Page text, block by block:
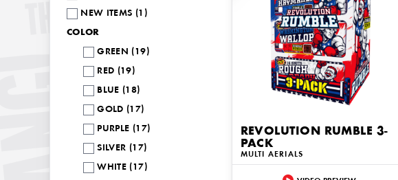
NEW ITEMS (1)
COLOR
GREEN (19)
RED (19)
BLUE (18)
GOLD (17)
PURPLE (17)
SILVER (17)
WHITE (17)
REVOLUTION RUMBLE 3-
PACK
MULTI AERIALS